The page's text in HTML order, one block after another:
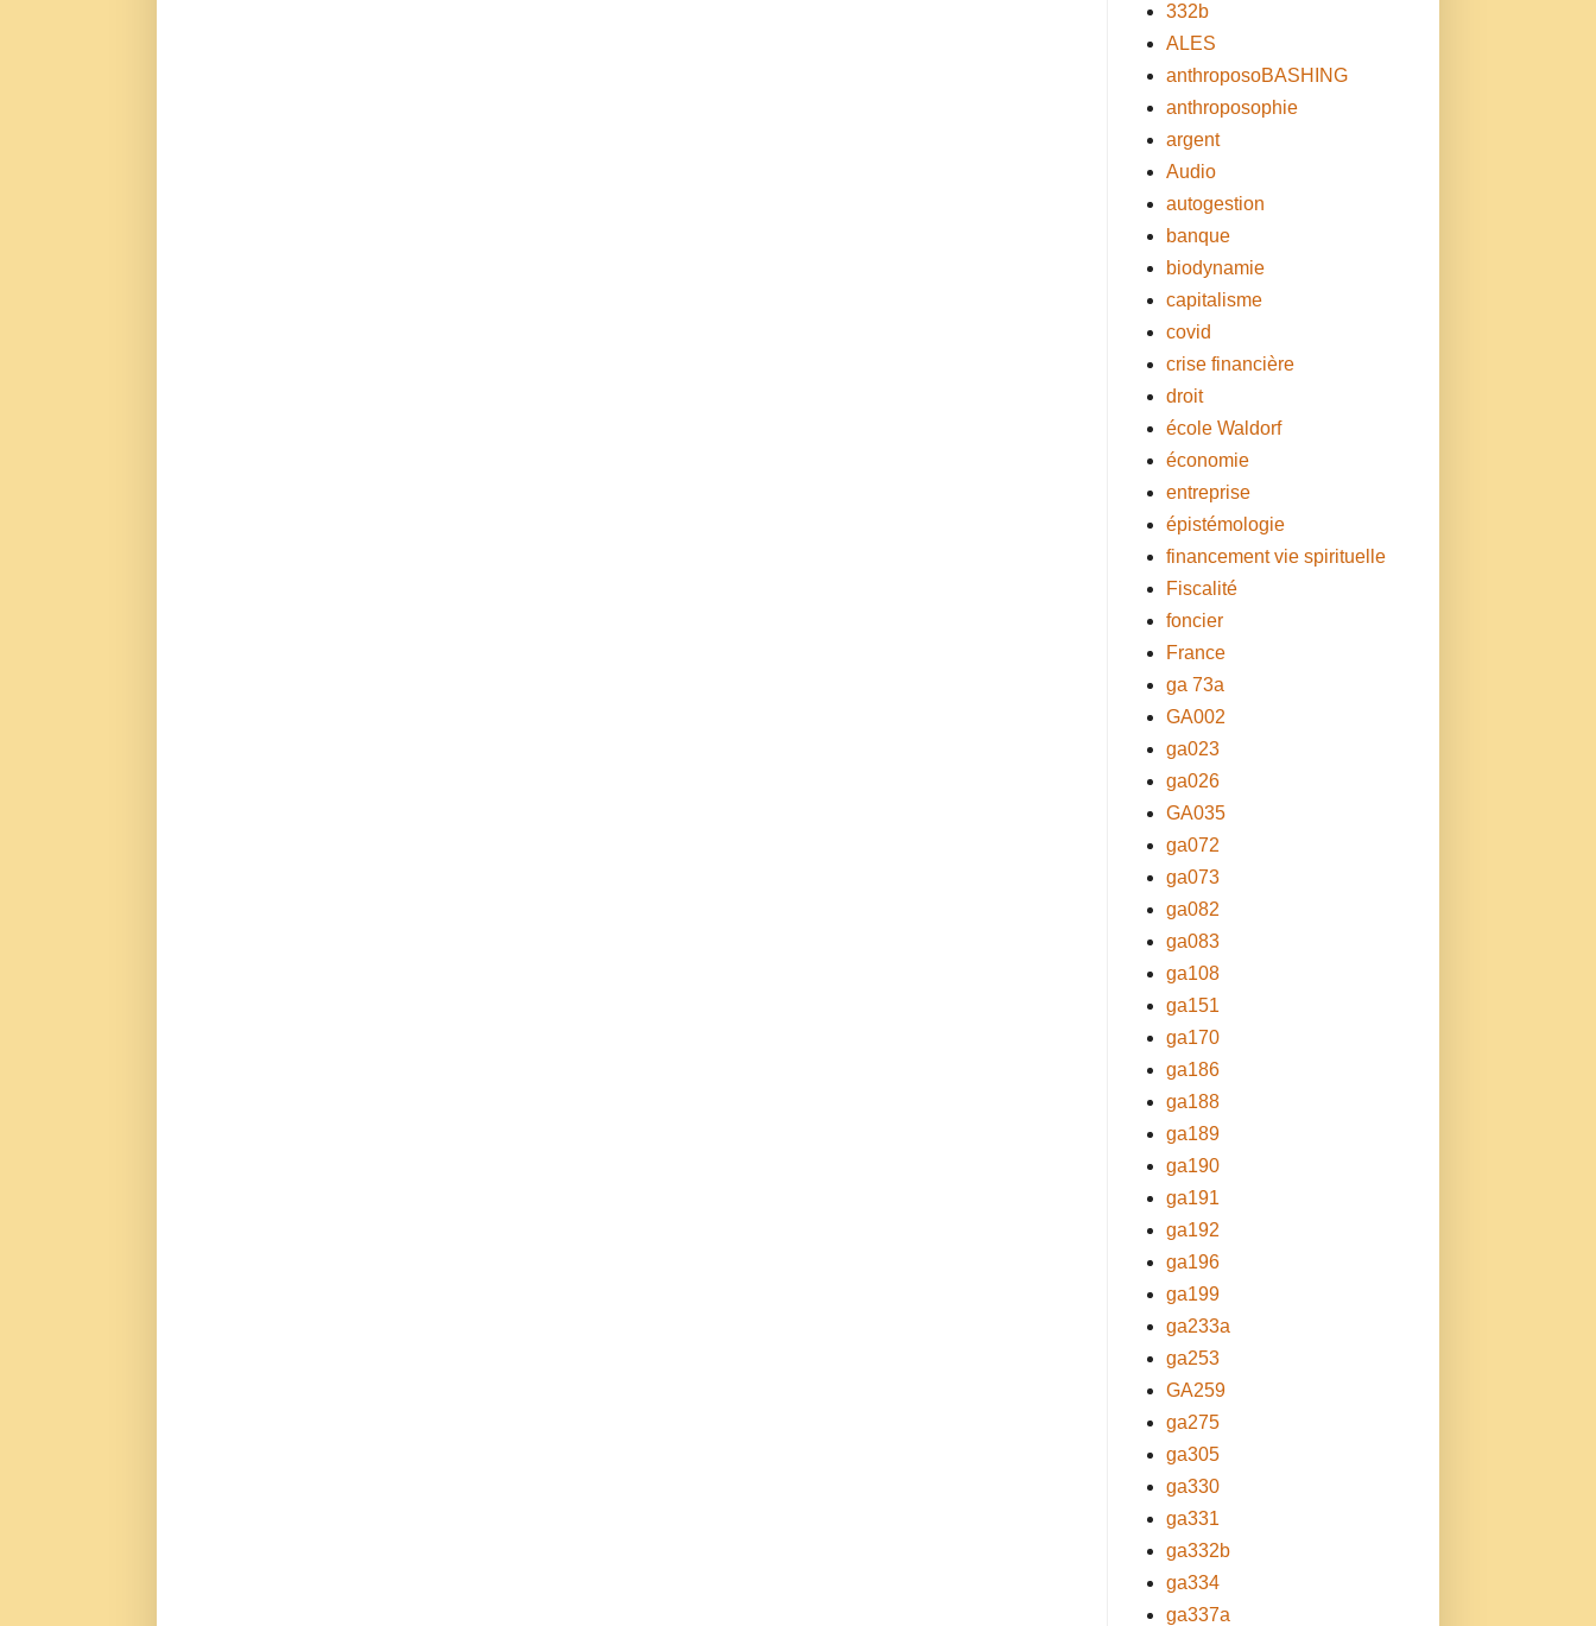
332b
ALES
anthroposoBASHING
anthroposophie
argent
Audio
autogestion
banque
biodynamie
capitalisme
covid
crise financière
droit
école Waldorf
économie
entreprise
épistémologie
financement vie spirituelle
Fiscalité
foncier
France
ga 73a
GA002
ga023
ga026
GA035
ga072
ga073
ga082
ga083
ga108
ga151
ga170
ga186
ga188
ga189
ga190
ga191
ga192
ga196
ga199
ga233a
ga253
GA259
ga275
ga305
ga330
ga331
ga332b
ga334
ga337a